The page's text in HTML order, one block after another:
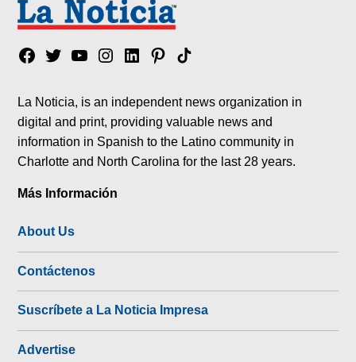
Facebook
TwitterYouTubeInstagram
LinkedinPinterest
Tik
La Noticia, is an independent news organization in
digital and print, providing valuable news and
information in Spanish to the Latino community in
Charlotte and North Carolina for the last 28 years.
Más Información
About Us
Contáctenos
Suscríbete a La Noticia Impresa
Advertise